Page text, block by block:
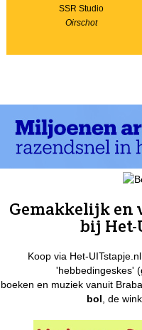
SSR Studio
Oirschot
Gemakkelijk en
bij
Koop via Het-
'hebbedingeskes'
boeken en muziek vanuit
bol , de